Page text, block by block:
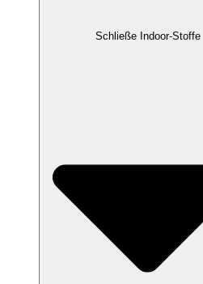
Schließe Indoor-Stoffe